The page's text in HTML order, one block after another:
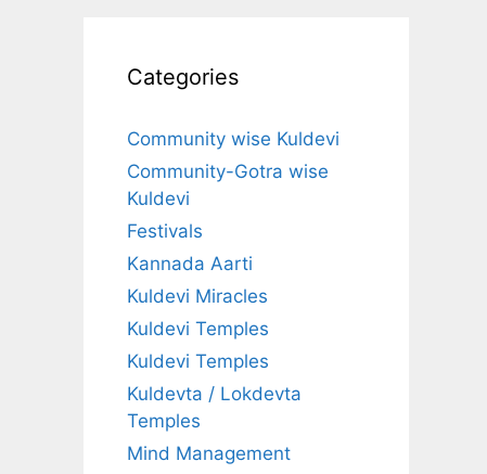
Categories
Community wise Kuldevi
Community-Gotra wise
Kuldevi
Festivals
Kannada Aarti
Kuldevi Miracles
Kuldevi Temples
Kuldevi Temples
Kuldevta / Lokdevta
Temples
Mind Management